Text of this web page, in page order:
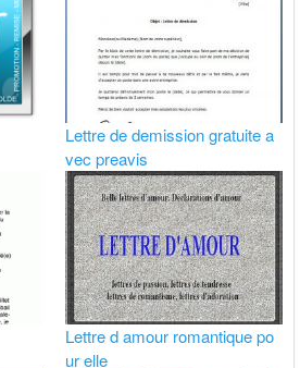
Lettre de demission gratuite a
vec preavis
Lettre d amour romantique po
ur elle